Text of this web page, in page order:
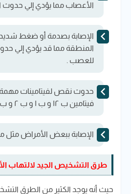
الأعصاب مما يؤدي إلي حدوث
الإصابة بصدمة أو ضغط
المنطقة مما قد يؤدي إلي
للعصب .
حدوث نقص لفيتامينات
فيتامين ب ١٢ و ب ١ و ب ٢ و ب ٦ .
الإصابة ببعض الأمراض
طرق التشخيص الجيد لالتهاب
حيث أنه يوجد الكثير من الطرق